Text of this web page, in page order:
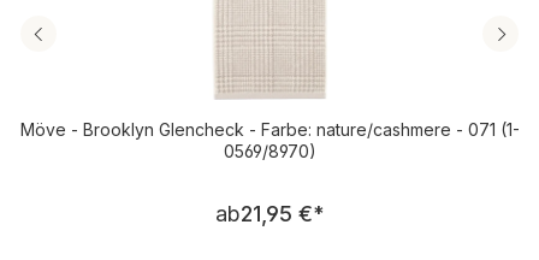
Möve - Brooklyn Glencheck - Farbe: nature/cashmere - 071 (1-
0569/8970)
Regulärer Preis:
ab21,95 €*